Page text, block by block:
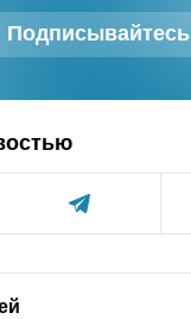
Подписывайтесь